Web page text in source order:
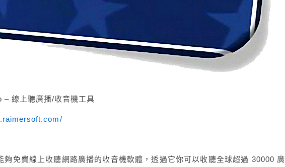
– 線上聽廣播/收音機工具
夠免費線上收聽網路廣播的收音機軟體，透過它你可以收聽全球超過 30000 廣